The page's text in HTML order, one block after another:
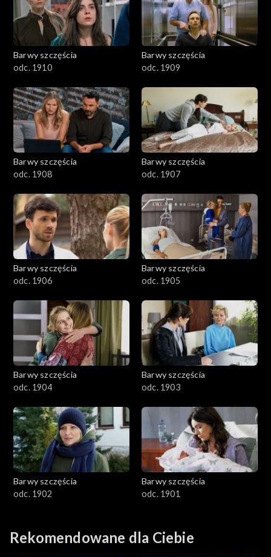
Barwy szczęścia
odc. 1910
Barwy szczęścia
odc. 1909
Barwy szczęścia
odc. 1908
Barwy szczęścia
odc. 1907
Barwy szczęścia
odc. 1906
Barwy szczęścia
odc. 1905
Barwy szczęścia
odc. 1904
Barwy szczęścia
odc. 1903
Barwy szczęścia
odc. 1902
Barwy szczęścia
odc. 1901
Rekomendowane dla Ciebie